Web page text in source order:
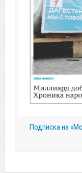
Подписка на